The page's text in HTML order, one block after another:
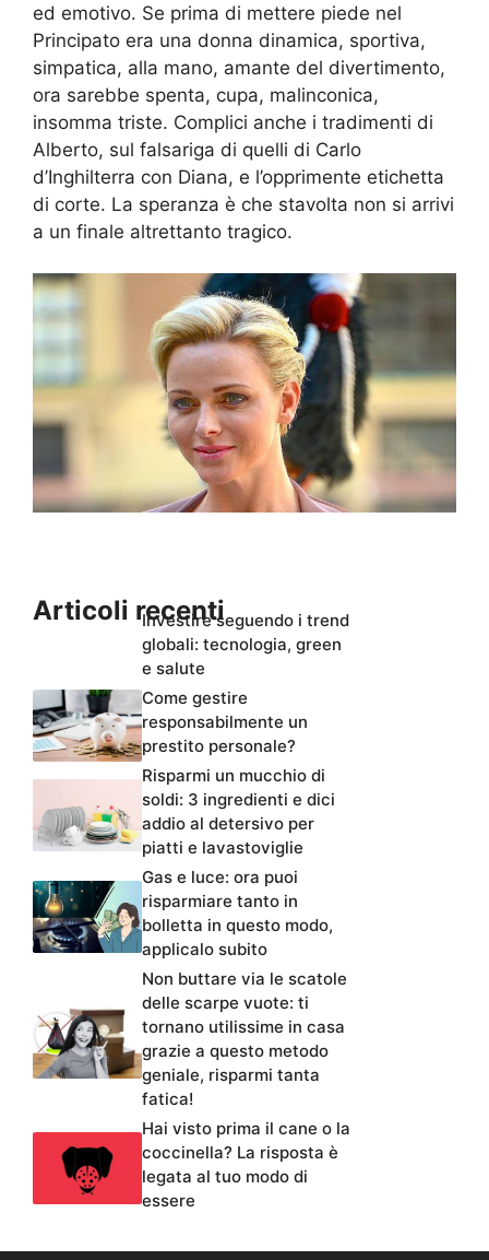
ed emotivo. Se prima di mettere piede nel
Principato era una donna dinamica, sportiva,
simpatica, alla mano, amante del divertimento,
ora sarebbe spenta, cupa, malinconica,
insomma triste. Complici anche i tradimenti di
Alberto, sul falsariga di quelli di Carlo
d’Inghilterra con Diana, e l’opprimente etichetta
di corte. La speranza è che stavolta non si arrivi
a un finale altrettanto tragico.
Articoli recentiInvestire seguendo i trend
globali: tecnologia, green
e salute
Come gestire
responsabilmente un
prestito personale?
Risparmi un mucchio di
soldi: 3 ingredienti e dici
addio al detersivo per
piatti e lavastoviglie
Gas e luce: ora puoi
risparmiare tanto in
bolletta in questo modo,
applicalo subito
Non buttare via le scatole
delle scarpe vuote: ti
tornano utilissime in casa
grazie a questo metodo
geniale, risparmi tanta
fatica!
Hai visto prima il cane o la
coccinella? La risposta è
legata al tuo modo di
essere